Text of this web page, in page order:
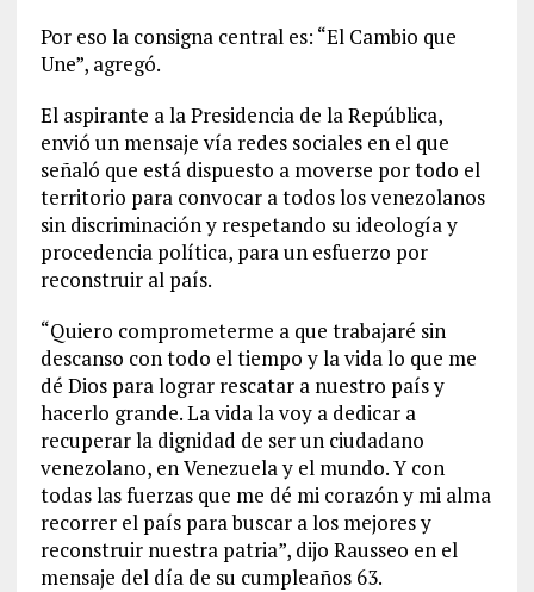
Por eso la consigna central es: “El Cambio que
Une”, agregó.
El aspirante a la Presidencia de la República,
envió un mensaje vía redes sociales en el que
señaló que está dispuesto a moverse por todo el
territorio para convocar a todos los venezolanos
sin discriminación y respetando su ideología y
procedencia política, para un esfuerzo por
reconstruir al país.
“Quiero comprometerme a que trabajaré sin
descanso con todo el tiempo y la vida lo que me
dé Dios para lograr rescatar a nuestro país y
hacerlo grande. La vida la voy a dedicar a
recuperar la dignidad de ser un ciudadano
venezolano, en Venezuela y el mundo. Y con
todas las fuerzas que me dé mi corazón y mi alma
recorrer el país para buscar a los mejores y
reconstruir nuestra patria”, dijo Rausseo en el
mensaje del día de su cumpleaños 63.